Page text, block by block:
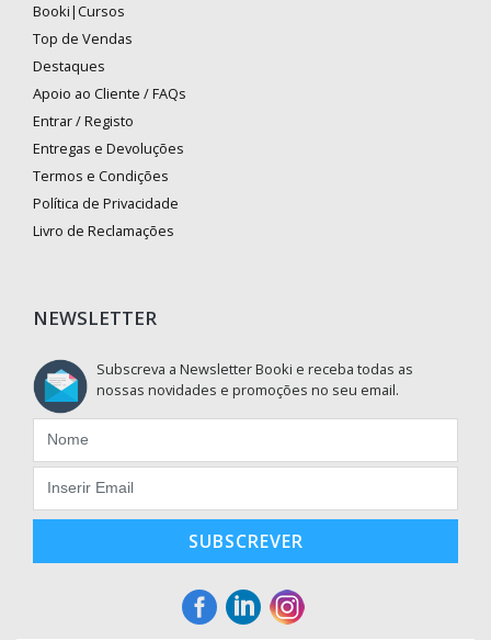
Booki|Cursos
Top de Vendas
Destaques
Apoio ao Cliente / FAQs
Entrar / Registo
Entregas e Devoluções
Termos e Condições
Política de Privacidade
Livro de Reclamações
NEWSLETTER
Subscreva a Newsletter Booki e receba todas as
nossas novidades e promoções no seu email.
SUBSCREVER